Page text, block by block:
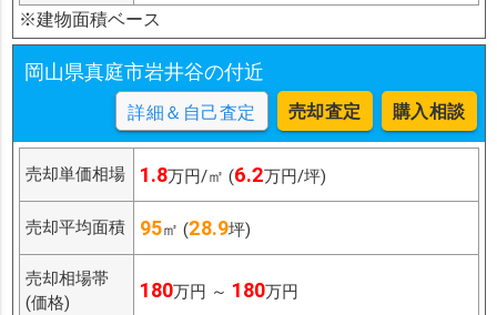
※建物面積ベース
岡山県真庭市岩井谷の付近
詳細＆自己査定 売却査定 購入相談
売却単価相場 1.8万円/㎡ (6.2万円/坪)
売却平均面積 95㎡ (28.9坪)
売却相場帯
(価格)
180万円 ～ 180万円